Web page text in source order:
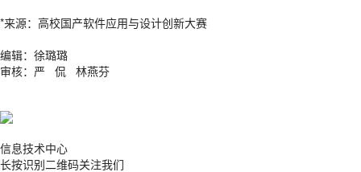
*来源：高校国产软件应用与设计创新大赛
编辑：徐璐璐
审核：严 侃 林燕芬
信息技术中心
长按识别二维码关注我们